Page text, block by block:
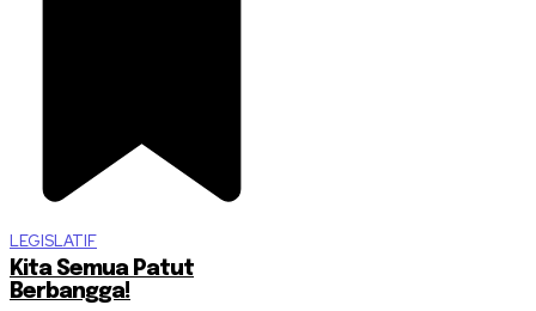
LEGISLATIF
Kita Semua Patut
Berbangga!